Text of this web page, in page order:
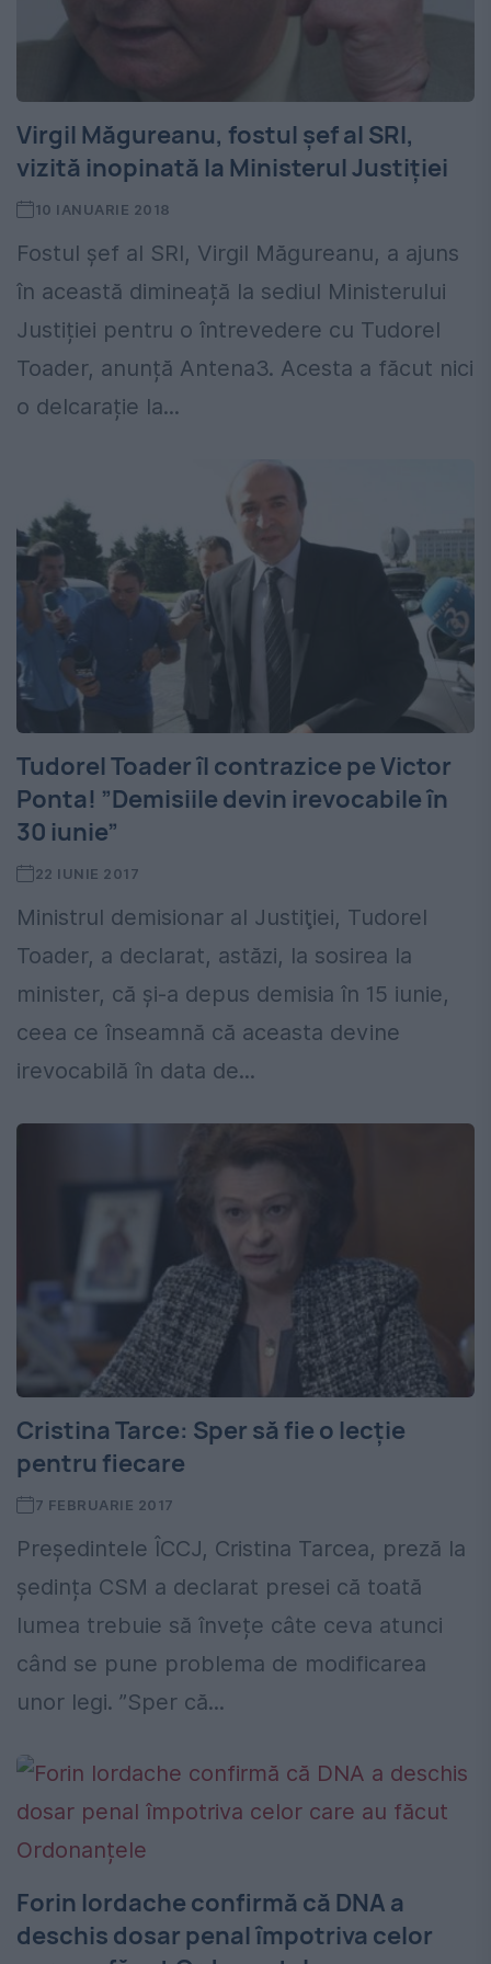
Virgil Măgureanu, fostul șef al SRI,
vizită inopinată la Ministerul Justiției
10 IANUARIE 2018
Fostul șef al SRI, Virgil Măgureanu, a ajuns
în această dimineață la sediul Ministerului
Justiției pentru o întrevedere cu Tudorel
Toader, anunță Antena3. Acesta a făcut nici
o delcarație la...
Tudorel Toader îl contrazice pe Victor
Ponta! ”Demisiile devin irevocabile în
30 iunie”
22 IUNIE 2017
Ministrul demisionar al Justiţiei, Tudorel
Toader, a declarat, astăzi, la sosirea la
minister, că şi-a depus demisia în 15 iunie,
ceea ce înseamnă că aceasta devine
irevocabilă în data de...
Cristina Tarce: Sper să fie o lecție
pentru fiecare
7 FEBRUARIE 2017
Preşedintele ÎCCJ, Cristina Tarcea, preză la
ședința CSM a declarat presei că toată
lumea trebuie să învețe câte ceva atunci
când se pune problema de modificarea
unor legi. ”Sper că...
Forin Iordache confirmă că DNA a
deschis dosar penal împotriva celor